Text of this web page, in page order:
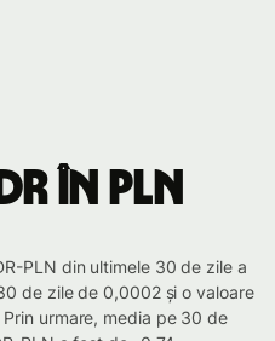
în PLN
PLN din ultimele 30 de zile a
de zile de 0,0002 și o valoare
urmare, media pe 30 de